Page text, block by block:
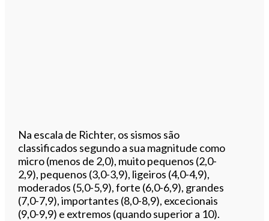
Na escala de Richter, os sismos são
classificados segundo a sua magnitude como
micro (menos de 2,0), muito pequenos (2,0-
2,9), pequenos (3,0-3,9), ligeiros (4,0-4,9),
moderados (5,0-5,9), forte (6,0-6,9), grandes
(7,0-7,9), importantes (8,0-8,9), excecionais
(9,0-9,9) e extremos (quando superior a 10).